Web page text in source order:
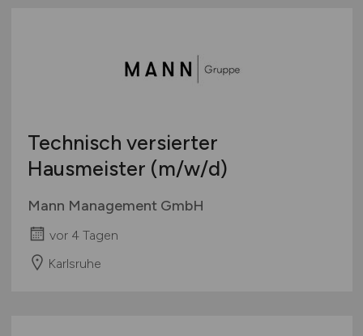
Technisch versierter
Hausmeister (m/w/d)
Mann Management GmbH
vor 4 Tagen
Karlsruhe